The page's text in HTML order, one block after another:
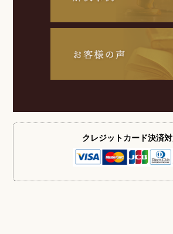
クレジットカード決済